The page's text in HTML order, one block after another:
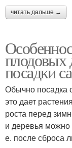
читать дальше →
плодовых
посадки
Обычно посадка
это дает
роста перед
и деревья
е. после сброса